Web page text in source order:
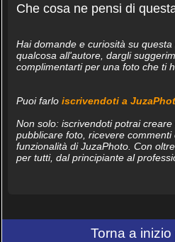
Che cosa ne pensi di
Hai domande e curiosità su
qualcosa all'autore, dargli
complimentarti per una foto che ti
Puoi farlo iscrivendoti a
Non solo: iscrivendoti potrai
pubblicare foto, ricevere
funzionalità di JuzaPhoto. Con
per tutti, dal principiante al
Torna a